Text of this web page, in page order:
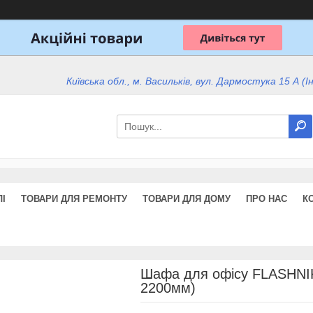
Київська обл., м. Васильків, вул. Дармостука 15 А
ТОВАРИ ДЛЯ РЕМОНТУ ТОВАРИ ДЛЯ ДОМУ ПРО НАС
Шафа для офісу
2200мм)